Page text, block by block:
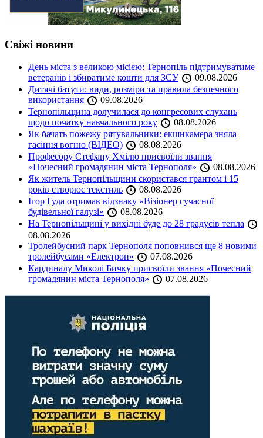
Свіжі новини
День міста з великою місією: Тернопіль підтримуватиме
ветеранів і збиратиме кошти для ЗСУ
09.08.2026
Дитячі батути: види, розміри та правила безпечного
використання
09.08.2026
Тернопільщина долучилася до конгресових слухань
щодо початку навчального року
08.08.2026
Як бачать пожежу рятувальники: екшнкамера зняла
гасіння вогню (ВІДЕО)
08.08.2026
Професору Стефану Хмілю присвоїли звання
«Почесний громадянин міста Тернополя»
08.08.2026
Як житель Тернопільщини скористався грантом і 15
років створює текстиль
08.08.2026
Ігор Гуда отримав відзнаку «Візіонер сучасної
будівельної галузі»
08.08.2026
На Тернопільщині у вихідні буде до 28 градусів тепла
08.08.2026
Тролейбусний парк Тернополя поповнився ще 8 новими
тролейбусами «Електрон»
07.08.2026
Кардиналу Миколі Бичку присвоїли звання «Почесний
громадянин міста Тернополя»
07.08.2026